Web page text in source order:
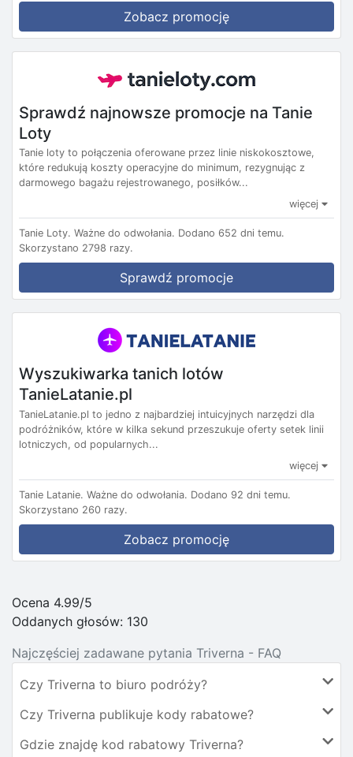
Zobacz promocję
Sprawdź najnowsze promocje na Tanie
Loty
Tanie loty to połączenia oferowane przez linie niskokosztowe,
które redukują koszty operacyjne do minimum, rezygnując z
darmowego bagażu rejestrowanego, posiłków...
więcej
Tanie Loty. Ważne do odwołania. Dodano 652 dni temu.
Skorzystano 2798 razy.
Sprawdź promocje
Wyszukiwarka tanich lotów
TanieLatanie.pl
TanieLatanie.pl to jedno z najbardziej intuicyjnych narzędzi dla
podróżników, które w kilka sekund przeszukuje oferty setek linii
lotniczych, od popularnych...
więcej
Tanie Latanie. Ważne do odwołania. Dodano 92 dni temu.
Skorzystano 260 razy.
Zobacz promocję
Ocena 4.99/5
Oddanych głosów: 130
Najczęściej zadawane pytania Triverna - FAQ
Czy Triverna to biuro podróży?
Czy Triverna publikuje kody rabatowe?
Gdzie znajdę kod rabatowy Triverna?